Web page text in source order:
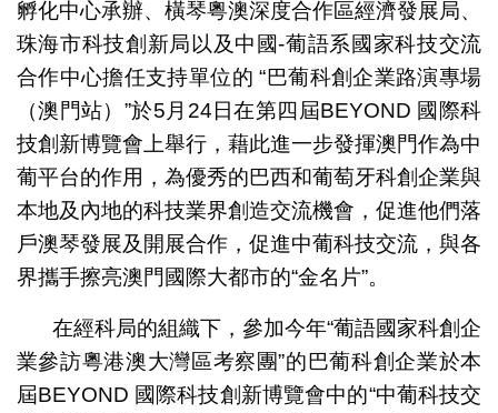
孵化中心承辦、橫琴粵澳深度合作區經濟發展局、
珠海市科技創新局以及中國-葡語系國家科技交流
合作中心擔任支持單位的 “巴葡科創企業路演專場
（澳門站）”於5月24日在第四屆BEYOND 國際科
技創新博覽會上舉行，藉此進一步發揮澳門作為中
葡平台的作用，為優秀的巴西和葡萄牙科創企業與
本地及內地的科技業界創造交流機會，促進他們落
戶澳琴發展及開展合作，促進中葡科技交流，與各
界攜手擦亮澳門國際大都市的“金名片”。
在經科局的組織下，參加今年“葡語國家科創企
業參訪粵港澳大灣區考察團”的巴葡科創企業於本
屆BEYOND 國際科技創新博覽會中的“中葡科技交